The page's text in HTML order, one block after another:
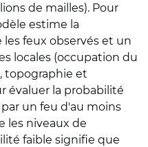
de mailles). Pour
estime la
feux observés et un
locales (occupation du
topographie et
évaluer la probabilité
un feu d'au moins
les niveaux de
faible signifie que